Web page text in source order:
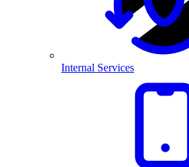
Internal Services